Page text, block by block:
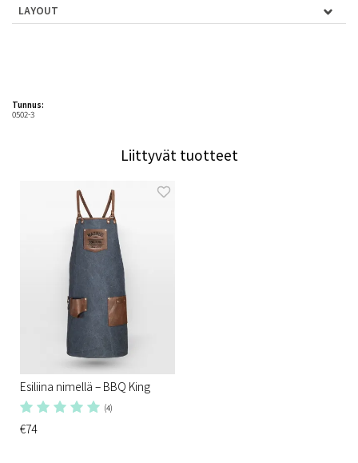
LAYOUT
Tunnus:
0502-3
Liittyvät tuotteet
Esiliina nimellä – BBQ King
(4)
€74